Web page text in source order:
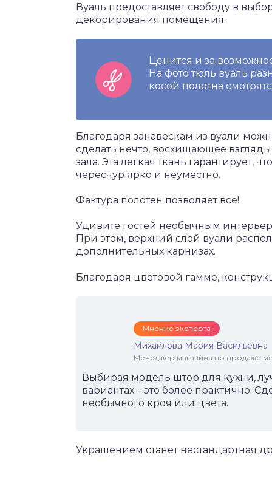
Вуаль предоставляет свободу в
декорирования помещения.
Ценится и за
На фото тюль вуаль
косой полотна
Благодаря занавескам из вуали
сделать нечто, восхищающее
зала. Эта легкая ткань гарантирует,
чересчур ярко и неуместно.
Фактура полотен позволяет все!
Удивите гостей необычным
При этом, верхний слой вуали
дополнительных карнизах.
Благодаря цветовой гамме,
Мнение эксперта
Михайлова Мария Васильевна
Менеджер магазина по продаже
Выбирая модель штор для кухни,
вариантах – это более практично.
необычного кроя или цвета.
Украшением станет нестандартная